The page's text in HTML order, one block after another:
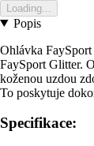
Loading...
Popis
Ohlávka
FaySport Glitter.
koženou uzdou
To poskytuje
Specifikace: